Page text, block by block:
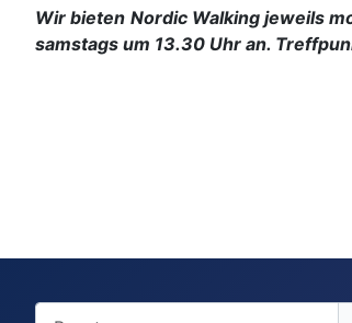
Wir bieten Nordic Walking jeweils
samstags um 13.30 Uhr an.